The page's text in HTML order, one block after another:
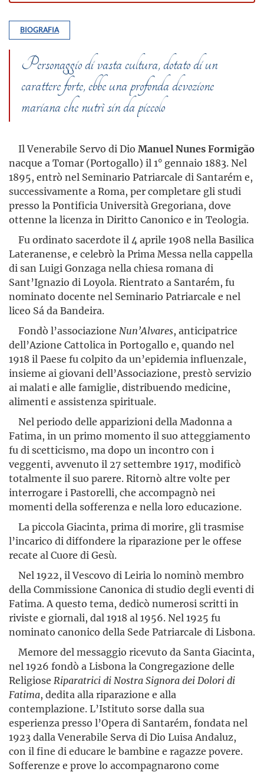
BIOGRAFIA
Personaggio di vasta cultura, dotato di un
carattere forte, ebbe una profonda devozione
mariana che nutrì sin da piccolo
Il Venerabile Servo di Dio Manuel Nunes Formigão
nacque a Tomar (Portogallo) il 1° gennaio 1883. Nel
1895, entrò nel Seminario Patriarcale di Santarém e,
successivamente a Roma, per completare gli studi
presso la Pontificia Università Gregoriana, dove
ottenne la licenza in Diritto Canonico e in Teologia.
Fu ordinato sacerdote il 4 aprile 1908 nella Basilica
Lateranense, e celebrò la Prima Messa nella cappella
di san Luigi Gonzaga nella chiesa romana di
Sant’Ignazio di Loyola. Rientrato a Santarém, fu
nominato docente nel Seminario Patriarcale e nel
liceo Sá da Bandeira.
Fondò l’associazione Nun’Alvares, anticipatrice
dell’Azione Cattolica in Portogallo e, quando nel
1918 il Paese fu colpito da un’epidemia influenzale,
insieme ai giovani dell’Associazione, prestò servizio
ai malati e alle famiglie, distribuendo medicine,
alimenti e assistenza spirituale.
Nel periodo delle apparizioni della Madonna a
Fatima, in un primo momento il suo atteggiamento
fu di scetticismo, ma dopo un incontro con i
veggenti, avvenuto il 27 settembre 1917, modificò
totalmente il suo parere. Ritornò altre volte per
interrogare i Pastorelli, che accompagnò nei
momenti della sofferenza e nella loro educazione.
La piccola Giacinta, prima di morire, gli trasmise
l’incarico di diffondere la riparazione per le offese
recate al Cuore di Gesù.
Nel 1922, il Vescovo di Leiria lo nominò membro
della Commissione Canonica di studio degli eventi di
Fatima. A questo tema, dedicò numerosi scritti in
riviste e giornali, dal 1918 al 1956. Nel 1925 fu
nominato canonico della Sede Patriarcale di Lisbona.
Memore del messaggio ricevuto da Santa Giacinta,
nel 1926 fondò a Lisbona la Congregazione delle
Religiose Riparatrici di Nostra Signora dei Dolori di
Fatima, dedita alla riparazione e alla
contemplazione. L’Istituto sorse dalla sua
esperienza presso l’Opera di Santarém, fondata nel
1923 dalla Venerabile Serva di Dio Luisa Andaluz,
con il fine di educare le bambine e ragazze povere.
Sofferenze e prove lo accompagnarono come